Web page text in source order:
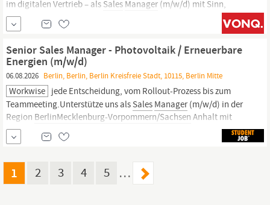
im digitalen Vertrieb – als Sales Manager (m/w/d) mit Sinn,
System und echter Perspektive im Bildungssektor! Du hast ein
gutes Gespür für Menschen, möchtest Weiterbildung vermitteln
Senior Sales Manager - Photovoltaik / Erneuerbare
Energien (m/w/d)
06.08.2026 Berlin, Berlin, Berlin Kreisfreie Stadt, 10115, Berlin Mitte
Workwise jede Entscheidung, vom Rollout-Prozess bis zum
Teammeeting.Unterstütze uns als Sales Manager(m/w/d) in der
Region BerlinMecklenburg-Vorpommern/Sachsen Anhalt mit
deiner Energie, deiner Erfahrung und deinem Engagement. Bei
einhundert bist du verantwortlich für die Akquise und den Ausbau
1 2 3 4 5 …